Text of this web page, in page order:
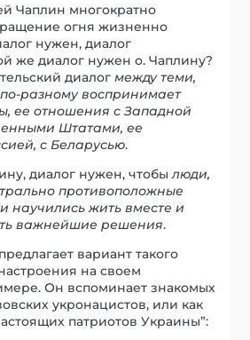
Чаплин многократно
огня жизненно
нужен, диалог
же диалог нужен о. Чаплину?
диалогмежду теми,
разному воспринимает
ее отношения с Западной
Штатами, ее
с Беларусью.
диалог нужен, чтобылюди,
противоположные
научились жить вместе и
важнейшие решения.
вариант такого
на своем
Он вспоминает знакомых
укронацистов, или как
патриотов Украины”: